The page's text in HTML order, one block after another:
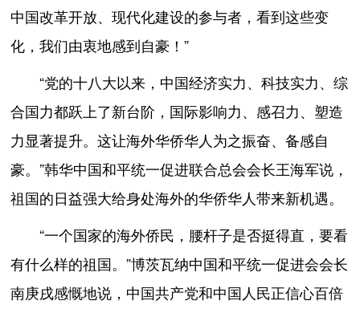
中国改革开放、现代化建设的参与者，看到这些变
化，我们由衷地感到自豪！”
“党的十八大以来，中国经济实力、科技实力、综
合国力都跃上了新台阶，国际影响力、感召力、塑造
力显著提升。这让海外华侨华人为之振奋、备感自
豪。”韩华中国和平统一促进联合总会会长王海军说，
祖国的日益强大给身处海外的华侨华人带来新机遇。
“一个国家的海外侨民，腰杆子是否挺得直，要看
有什么样的祖国。”博茨瓦纳中国和平统一促进会会长
南庚戌感慨地说，中国共产党和中国人民正信心百倍